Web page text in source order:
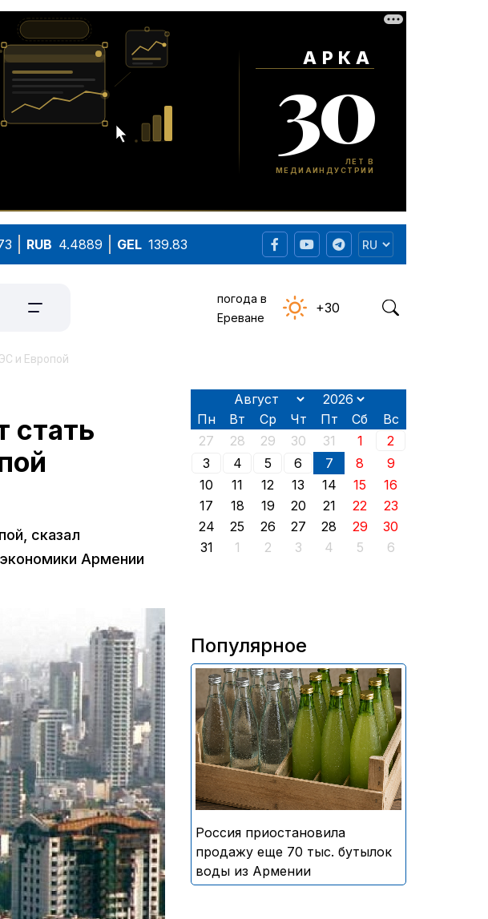
RUB 4.4889 GEL 139.83
погода в
Ереване
+30
и Европой
стать
сказал
Армении
Пн Вт Ср Чт Пт Сб
Вс
27
28 29 30 31 1
2
3
4 5 6 7 8
9
10
11 12 13 14 15
16
17
18 19 20 21 22
23
24
25 26 27 28 29
30
31
1 2 3 4 5 6
Популярное
В России приостановили
продажу более 70 тыс.
бутылок питьевой воды и
безалкогольных напитков
армянского производства
Россия приостановила
продажу еще 70 тыс. бутылок
воды из Армении